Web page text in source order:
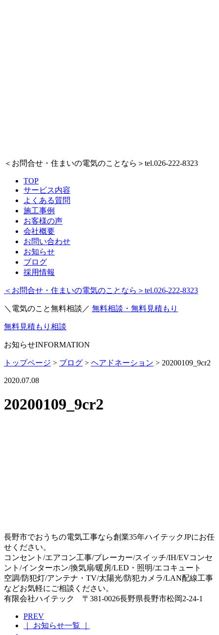
＜お問合せ・住まいの電気のことなら＞ tel.026-222-8323
TOP
サービス内容
よくある質問
施工事例
お客様の声
会社概要
お問い合わせ
お知らせ
ブログ
採用情報
＜お問合せ・住まいの電気のことなら＞ tel.026-222-8323
＼電気のこと無料相談／ 無料相談・無料見積もり
無料見積もり相談
お知らせINFORMATION
トップページ > ブログ > ヘアドネーション > 20200109_9cr2
2020.07.08
20200109_9cr2
長野市でおうちの電気工事なら創業35年ハイテックJPにお任
せください。
コンセント/エアコン工事/ブレーカー/スイッチ/IH/EVコンセ
ント/インターホン/換気扇/暖房/LED・照明/エコキュート
空調/防犯灯/アンテナ・TV/太陽光/防犯カメラ/LAN配線工事
などお気軽にご相談ください。
有限会社ハイテック 〒381-0026長野県長野市松岡2-24-1
PREV
｜ お知らせ一覧 ｜